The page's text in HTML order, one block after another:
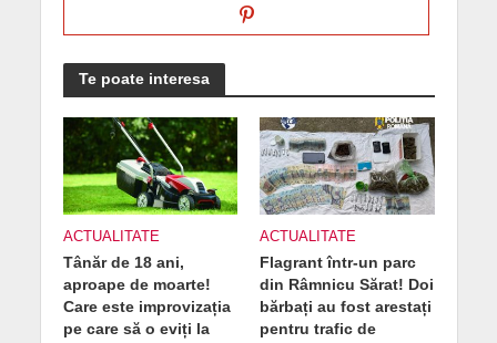
Te poate interesa
ACTUALITATE
Tânăr de 18 ani,
aproape de moarte!
Care este improvizația
pe care să o eviți la
ACTUALITATE
Flagrant într-un parc
din Râmnicu Sărat! Doi
bărbați au fost arestați
pentru trafic de